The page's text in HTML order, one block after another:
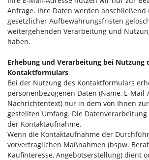
Anfrage. Ihre Daten werden
gesetzlicher Aufbewahrungsfristen
weitergehenden Verarbeitung und
haben.
Erhebung und Verarbeitung bei Nutzung
Kontaktformulars
Bei der Nutzung des Kontaktformulars
personenbezogenen Daten (Name, E-Mail-
Nachrichtentext) nur in dem von Ihnen
gestellten Umfang. Die
der Kontaktaufnahme.
Wenn die Kontaktaufnahme der
vorvertraglichen Maßnahmen (bspw.
Kaufinteresse, Angebotserstellung) dient